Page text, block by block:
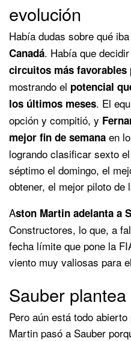
evolución
Había dudas sobre qué
Canadá. Había que
circuitos más favorables
mostrando el potencial
los últimos meses. El
opción y compitió, y
mejor fin de semana en
logrando clasificar sexto
séptimo el domingo, el
obtener, el mejor piloto de
Aston Martin adelanta a
Constructores, lo que, a
fecha límite que pone la
viento muy valiosas para
Sauber
Pero aún está todo
Martin pasó a Sauber